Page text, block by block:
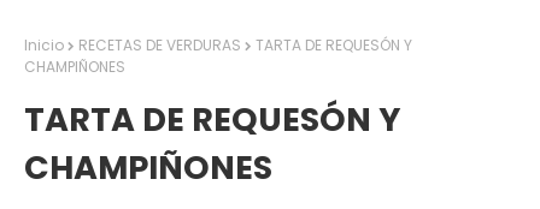
Inicio RECETAS DE VERDURAS
TARTA DE REQUESÓN Y
CHAMPIÑONES
TARTA DE REQUESÓN Y
CHAMPIÑONES